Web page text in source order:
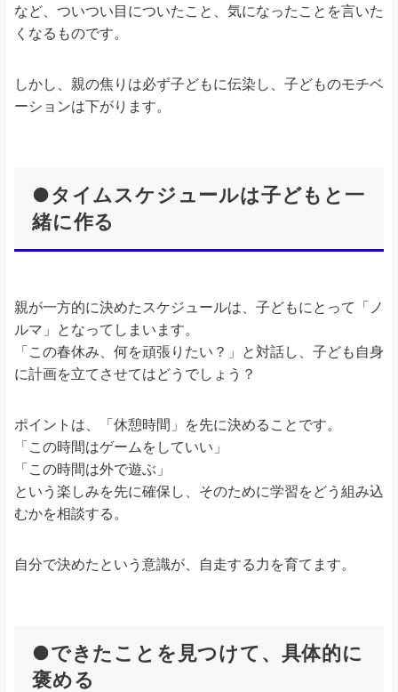
など、ついつい目についたこと、気になったことを言いた
くなるものです。
しかし、親の焦りは必ず子どもに伝染し、子どものモチベ
ーションは下がります。
●タイムスケジュールは子どもと一
緒に作る
親が一方的に決めたスケジュールは、子どもにとって「ノ
ルマ」となってしまいます。
「この春休み、何を頑張りたい？」と対話し、子ども自身
に計画を立てさせてはどうでしょう？
ポイントは、「休憩時間」を先に決めることです。
「この時間はゲームをしていい」
「この時間は外で遊ぶ」
という楽しみを先に確保し、そのために学習をどう組み込
むかを相談する。
自分で決めたという意識が、自走する力を育てます。
●できたことを見つけて、具体的に
褒める